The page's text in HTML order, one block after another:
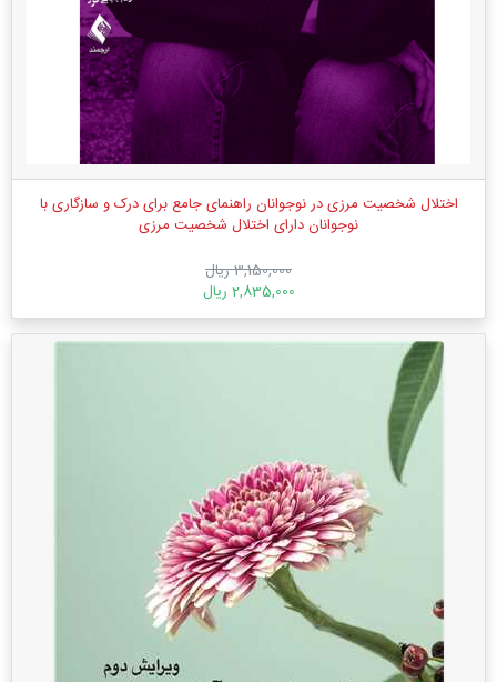
اختلال شخصیت مرزی در نوجوانان راهنمای جامع برای درک و سازگاری با
نوجوانان دارای اختلال شخصیت مرزی
3,150,000 ریال
2,835,000 ریال